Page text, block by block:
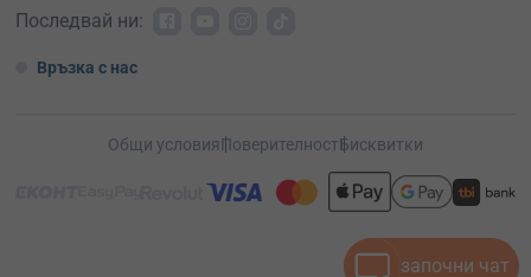
Последвай ни:
Връзка с нас
Общи условияПоверителностБисквитки
започни чат